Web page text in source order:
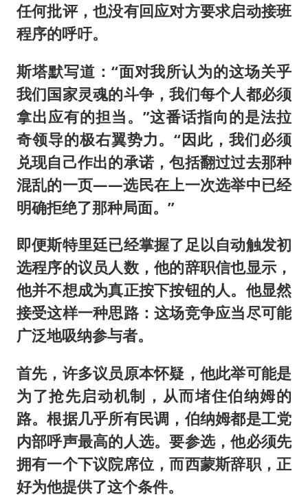
任何批评，也没有回应对方要求启动接班
程序的呼吁。
斯塔默写道：“面对我所认为的这场关乎
我们国家灵魂的斗争，我们每个人都必须
拿出应有的担当。”这番话指向的是法拉
奇领导的极右翼势力。“因此，我们必须
兑现自己作出的承诺，包括翻过过去那种
混乱的一页——选民在上一次选举中已经
明确拒绝了那种局面。”
即便斯特里廷已经掌握了足以自动触发初
选程序的议员人数，他的辞职信也显示，
他并不想成为真正按下按钮的人。他显然
接受这样一种思路：这场竞争应当尽可能
广泛地吸纳参与者。
首先，许多议员原本怀疑，他此举可能是
为了抢先启动机制，从而堵住伯纳姆的
路。根据几乎所有民调，伯纳姆都是工党
内部呼声最高的人选。要参选，他必须先
拥有一个下议院席位，而西蒙斯辞职，正
好为他提供了这个条件。